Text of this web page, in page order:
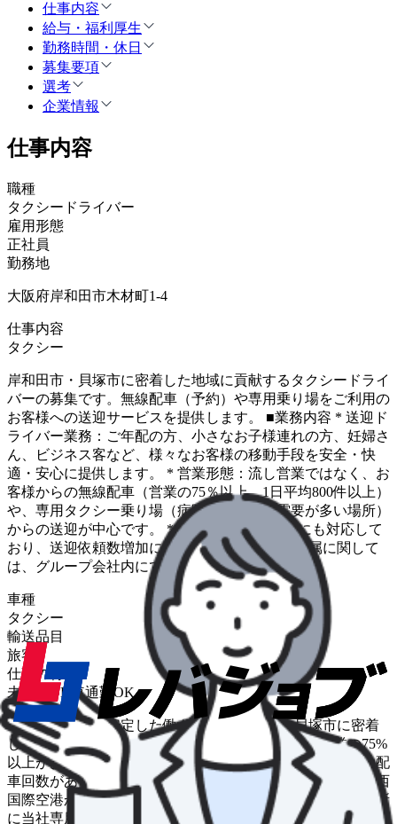
仕事内容
給与・福利厚生
勤務時間・休日
募集要項
選考
企業情報
仕事内容
職種
タクシードライバー
雇用形態
正社員
勤務地
大阪府岸和田市木材町1-4
仕事内容
タクシー
岸和田市・貝塚市に密着した地域に貢献するタクシードライ
バーの募集です。無線配車（予約）や専用乗り場をご利用の
お客様への送迎サービスを提供します。 ■業務内容 * 送迎ド
ライバー業務：ご年配の方、小さなお子様連れの方、妊婦さ
ん、ビジネス客など、様々なお客様の移動手段を安全・快
適・安心に提供します。 * 営業形態：流し営業ではなく、お
客様からの無線配車（営業の75％以上、1日平均800件以上）
や、専用タクシー乗り場（病院や駅前など需要が多い場所）
からの送迎が中心です。 * 配車アプリ「GO」にも対応して
おり、送迎依頼数増加に繋がっています。 ※配属に関して
は、グループ会社内にて決定させていただきます。
車種
タクシー
輸送品目
旅客
仕事の特色
未経験OK
車通勤OK
＜地域密着型の安定した働き方＞ 岸和田市・貝塚市に密着
した営業で、地域シェアNo.1の実績があります。営業の75%
以上がお客様からの無線配車であり、1日平均800件以上の配
車回数があります。また、多くの企業との法人契約や、関西
国際空港からの送迎需要、病院や駅前などの需要が多い場所
に当社専用のタクシー乗り場を多数設置しているため、安定